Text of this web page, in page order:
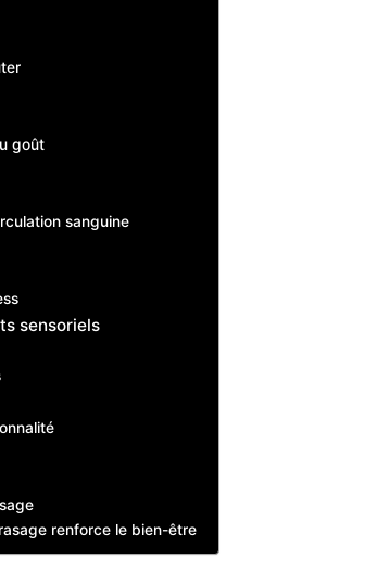
goût
sanguine
sensoriels
renforce le bien-être